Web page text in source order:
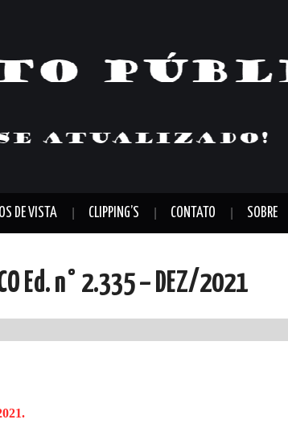
DE VISTA CLIPPING’S CONTATO SOBRE
Ed. n° 2.335 – DEZ/2021